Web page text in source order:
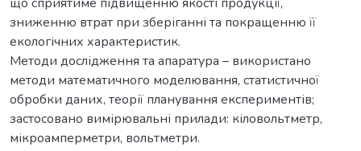
зниженню втрат при зберіганні та покращенню її
екологічних характеристик.
Методи дослідження та апаратура – використано
методи математичного моделювання, статистичної
обробки даних, теорії планування експериментів;
застосовано вимірювальні прилади: кіловольтметр,
мікроамперметри, вольтметри.